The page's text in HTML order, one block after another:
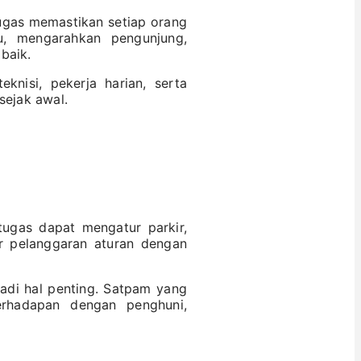
memastikan setiap orang
pengunjung,
pekerja harian, serta
awal.
dapat mengatur parkir,
pelanggaran aturan dengan
hal penting. Satpam yang
dengan penghuni,